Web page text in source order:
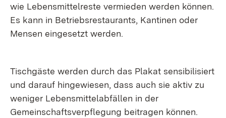
wie Lebensmittelreste vermieden werden können.
Es kann in Betriebsrestaurants, Kantinen oder
Mensen eingesetzt werden.
Tischgäste werden durch das Plakat sensibilisiert
und darauf hingewiesen, dass auch sie aktiv zu
weniger Lebensmittelabfällen in der
Gemeinschaftsverpflegung beitragen können.